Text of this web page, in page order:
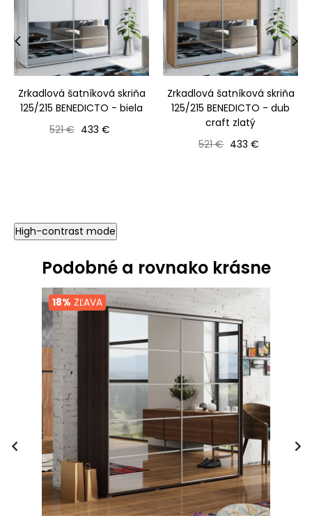
Zrkadlová šatníková skriňa
125/215 BENEDICTO - biela
Bežná cena
521 € Cena
433 €
Zrkadlová šatníková skriňa
125/215 BENEDICTO - dub
craft zlatý
Bežná cena
521 € Cena
433 €
‹ ›
High-contrast mode
Podobné a rovnako krásne
18% ZĽAVA